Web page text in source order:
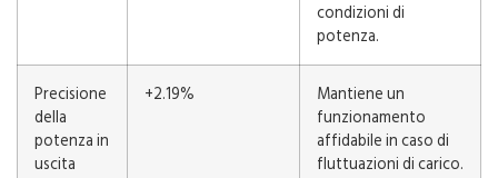
condizioni di
potenza.
Precisione
della
potenza in
uscita
+2.19%
Mantiene un
funzionamento
affidabile in caso di
fluttuazioni di carico.